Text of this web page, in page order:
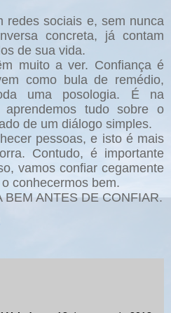
redes sociais e, sem nunca
concreta, já contam
de sua vida.
muito a ver. Confiança é
como bula de remédio,
uma posologia. É na
tudo sobre o
de um diálogo simples.
pessoas, e isto é mais
Contudo, é importante
vamos confiar cegamente
conhecermos bem.
BEM ANTES DE CONFIAR.